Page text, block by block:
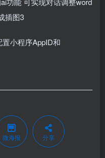
小程序AppID和
微海报 分享